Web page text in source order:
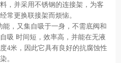
，并采用不锈钢的连接架，为客
常更换联接架而烦恼。
能，又集自吸于一身，不需底阀和
吸 时间短，效率高，并能在无液
4米，因此它具有良好的抗腐蚀性
。